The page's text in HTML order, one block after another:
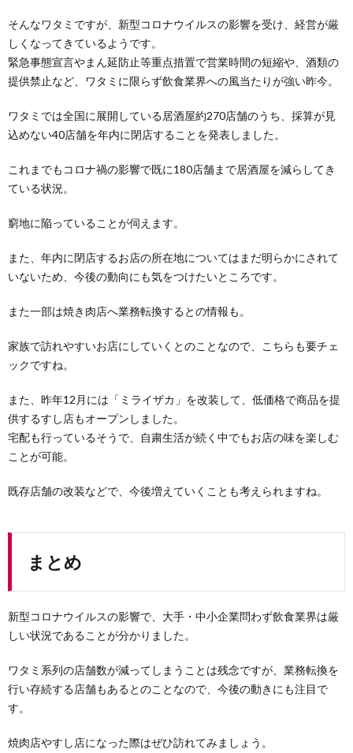
そんなワタミですが、新型コロナウイルスの影響を受け、経営が厳
しくなってきているようです。
緊急事態宣言やまん延防止等重点措置で営業時間の短縮や、酒類の
提供禁止など、ワタミに限らず飲食業界への風当たりが強い昨今。
ワタミでは全国に展開している居酒屋約270店舗のうち、採算が見
込めない40店舗を年内に閉店することを発表しました。
これまでもコロナ禍の影響で既に180店舗まで居酒屋を減らしてき
ている状況。
窮地に陥っていることが伺えます。
また、年内に閉店するお店の所在地についてはまだ明らかにされて
いないため、今後の動向にも気をつけたいところです。
また一部は焼き肉店へ業務転換するとの情報も。
家族で訪れやすいお店にしていくとのことなので、こちらも要チェ
ックですね。
また、昨年12月には「ミライザカ」を改装して、低価格で商品を提
供するすし店もオープンしました。
宅配も行っているそうで、自粛生活が続く中でもお店の味を楽しむ
ことが可能。
既存店舗の改装などで、今後増えていくことも考えられますね。
まとめ
新型コロナウイルスの影響で、大手・中小企業問わず飲食業界は厳
しい状況であることが分かりました。
ワタミ系列の店舗数が減ってしまうことは残念ですが、業務転換を
行い存続する店舗もあるとのことなので、今後の動きにも注目で
す。
焼肉店やすし店になった際はぜひ訪れてみましょう。